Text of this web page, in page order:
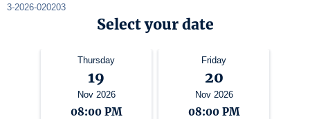
3-2026-020203
Select your date
Thursday
19
Nov 2026
08:00 PM
Friday
20
Nov 2026
08:00 PM